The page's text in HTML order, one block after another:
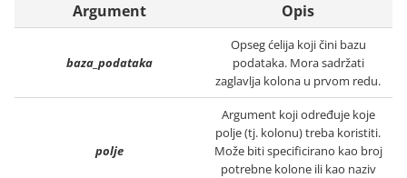
Argument Opis
baza_podataka
Opseg ćelija koji čini bazu
podataka. Mora sadržati
zaglavlja kolona u prvom redu.
polje
Argument koji određuje koje
polje (tj. kolonu) treba koristiti.
Može biti specificirano kao broj
potrebne kolone ili kao naziv